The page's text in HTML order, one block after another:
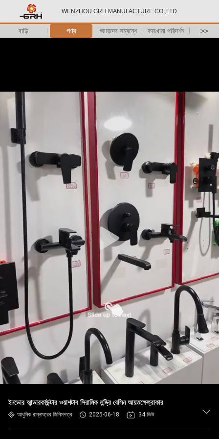
WENZHOU GRH MANUFACTURE CO.,LTD
বাড়ি পণ্য আমাদের সম্বন্ধে কারখানা পরিদর্শন >>
ইনডোর আন্ডারকাউন্টার ওয়াশটাব সিরামিক লন্ড্রি বেসিন আয়তক্ষেত্রাকার
আধুনিক রান্নাঘরের জিনিসপত্র 2025-06-18 34 ভিউ